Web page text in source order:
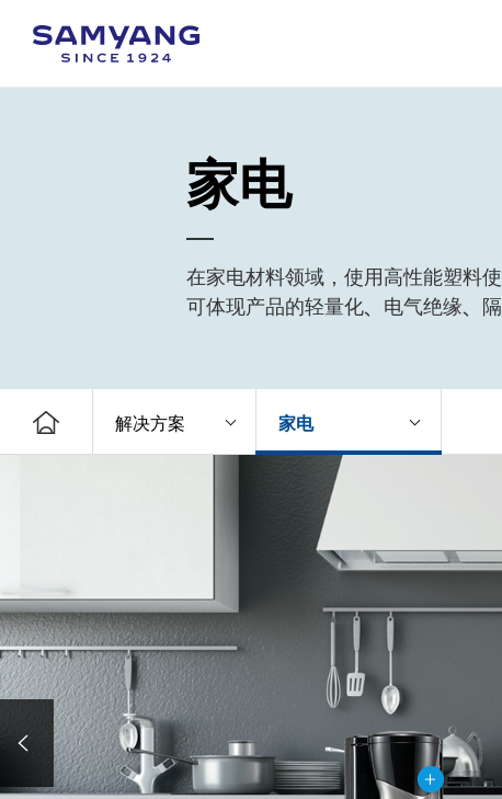
家电
在家电材料领域，使用高性能塑料
可体现产品的轻量化、电气绝缘、
解决方案 家电